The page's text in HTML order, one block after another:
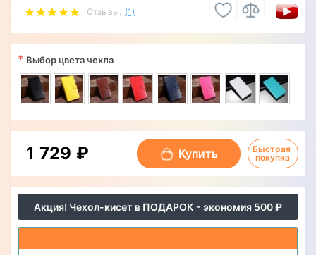
Отзывы: (1)
Акция! Чехол-кисет в ПОДАРОК - экономия 500 ₽
* Выбор цвета чехла
1 729 ₽ Купить
Быстрая
покупка